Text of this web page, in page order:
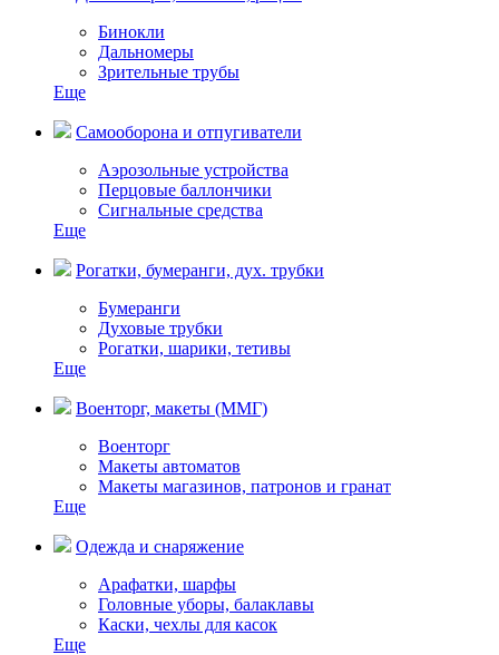
Бинокли
Дальномеры
Зрительные трубы
Еще
Самооборона и отпугиватели
Аэрозольные устройства
Перцовые баллончики
Сигнальные средства
Еще
Рогатки, бумеранги, дух. трубки
Бумеранги
Духовые трубки
Рогатки, шарики, тетивы
Еще
Военторг, макеты (ММГ)
Военторг
Макеты автоматов
Макеты магазинов, патронов и гранат
Еще
Одежда и снаряжение
Арафатки, шарфы
Головные уборы, балаклавы
Каски, чехлы для касок
Еще